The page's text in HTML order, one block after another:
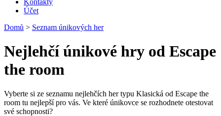
Kontakty
Účet
Domů > Seznam únikových her
Nejlehčí únikové hry od Escape
the room
Vyberte si ze seznamu nejlehčích her typu Klasická od Escape the
room tu nejlepší pro vás. Ve které únikovce se rozhodnete otestovat
své schopnosti?